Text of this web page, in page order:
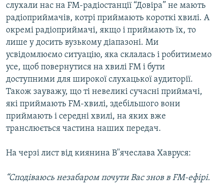
слухали нас на FM-радіостанції “Довіра” не мають
радіоприймачів, котрі приймають короткі хвилі. А
окремі радіоприймачі, якщо і приймають їх, то
лише у досить вузькому діапазоні. Ми
усвідомлюємо ситуацію, яка склалась і робитимемо
усе, щоб повернутися на хвилі FM і бути
доступними для широкої слухацької аудиторії.
Також зауважу, що ті невеликі сучасні приймачі,
які приймають FM-хвилі, здебільшого вони
приймають і середні хвилі, на яких вже
транслюється частина наших передач.
На черзі лист від киянина В''ячеслава Хавруся:
“Сподіваюсь незабаром почути Вас знов в FM-ефірі.